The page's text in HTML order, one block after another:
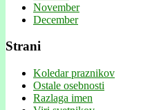
November
December
Strani
Koledar praznikov
Ostale osebnosti
Razlaga imen